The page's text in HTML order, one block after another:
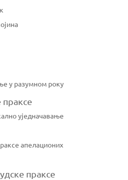
у разумном року
праксе
уједначавање
апелационих
праксе